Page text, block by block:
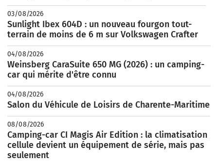
03/08/2026
Sunlight Ibex 604D : un nouveau fourgon tout-
terrain de moins de 6 m sur Volkswagen Crafter
04/08/2026
Weinsberg CaraSuite 650 MG (2026) : un camping-
car qui mérite d'être connu
04/08/2026
Salon du Véhicule de Loisirs de Charente-Maritime
08/08/2026
Camping-car CI Magis Air Edition : la climatisation
cellule devient un équipement de série, mais pas
seulement